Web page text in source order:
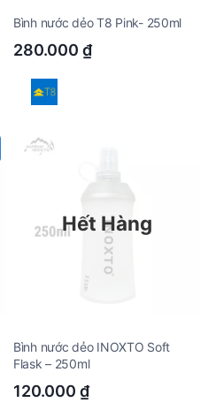
Bình nước dẻo T8 Pink- 250ml
280.000 ₫
Hết Hàng
Bình nước dẻo INOXTO Soft
Flask – 250ml
120.000 ₫